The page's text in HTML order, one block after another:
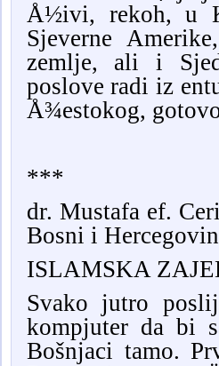
Å½ivi, rekoh, u
Sjeverne
zemlje, ali i
poslove radi iz
Å¾estokog,
***
dr. Mustafa ef.
Bosni i
ISLAMSKA
Svako jutro
kompjuter da bi
Bošnjaci tamo.